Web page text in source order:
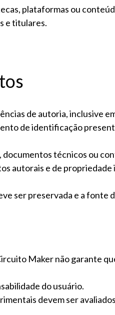
plataformas ou
e titulares.
de autoria, inclusive
de identificação
técnicos ou
autorais e de
ser preservada e a fonte
Maker não garante
do usuário.
devem ser